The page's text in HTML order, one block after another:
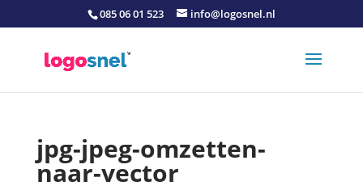
085 06 01 523 info@logosnel.nl
jpg-jpeg-omzetten-
naar-vector